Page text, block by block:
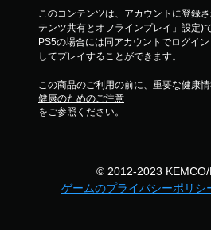
このコンテンツは、アカウントに登録
テンツ共有とオフラインプレイ」設定)
PS5の場合には同アカウントでログイ
してプレイすることができます。
この商品のご利用の前に、重要な健康
健康のためのご注意
をご参照ください。
© 2012-2023
ゲームのプライバシーポリシ